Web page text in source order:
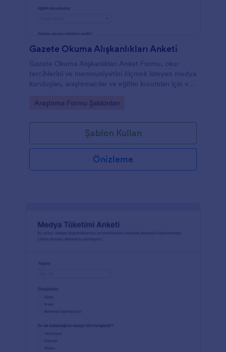
Gazete Okuma Alışkanlıkları Anketi
Gazete Okuma Alışkanlıkları Anket Formu, okur
tercihlerini ve memnuniyetini ölçmek isteyen medya
kuruluşları, araştırmacılar ve eğitim kurumları için veri
Go to Category:
Araştırma Formu Şablonları
Şablon Kullan
Önizleme